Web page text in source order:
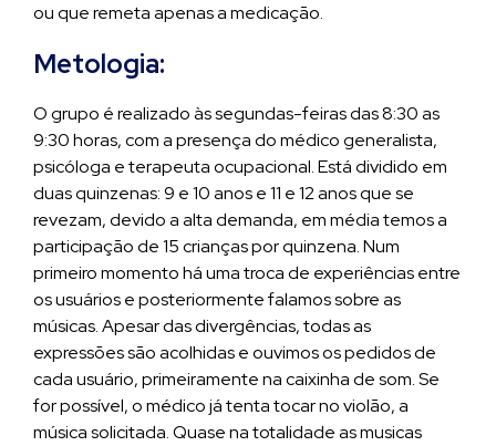
ou que remeta apenas a medicação.
Metologia:
O grupo é realizado às segundas-feiras das 8:30 as
9:30 horas, com a presença do médico generalista,
psicóloga e terapeuta ocupacional. Está dividido em
duas quinzenas: 9 e 10 anos e 11 e 12 anos que se
revezam, devido a alta demanda, em média temos a
participação de 15 crianças por quinzena. Num
primeiro momento há uma troca de experiências entre
os usuários e posteriormente falamos sobre as
músicas. Apesar das divergências, todas as
expressões são acolhidas e ouvimos os pedidos de
cada usuário, primeiramente na caixinha de som. Se
for possível, o médico já tenta tocar no violão, a
música solicitada. Quase na totalidade as musicas